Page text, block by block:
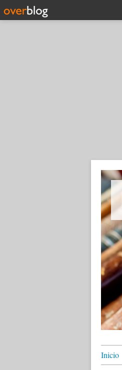
Inicio